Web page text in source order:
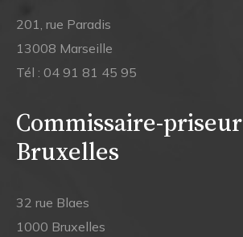
201, rue Paradis
13008 Marseille
Tél : 04 91 81 45 95
Commissaire-priseur
Bruxelles
32 rue Blaes
1000 Bruxelles